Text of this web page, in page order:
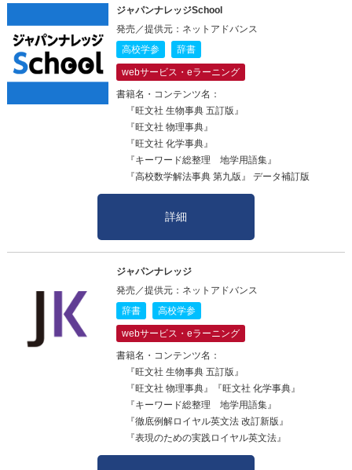
ジャパンナレッジSchool
発売／提供元：ネットアドバンス
高校学参
辞書
webサービス・eラーニング
書籍名・コンテンツ名：
『旺文社 生物事典 五訂版』
『旺文社 物理事典』
『旺文社 化学事典』
『キーワード総整理 地学用語集』
『高校数学解法事典 第九版』 データ補訂版
詳細
ジャパンナレッジ
発売／提供元：ネットアドバンス
辞書
高校学参
webサービス・eラーニング
書籍名・コンテンツ名：
『旺文社 生物事典 五訂版』
『旺文社 物理事典』『旺文社 化学事典』
『キーワード総整理 地学用語集』
『徹底例解ロイヤル英文法 改訂新版』
『表現のための実践ロイヤル英文法』